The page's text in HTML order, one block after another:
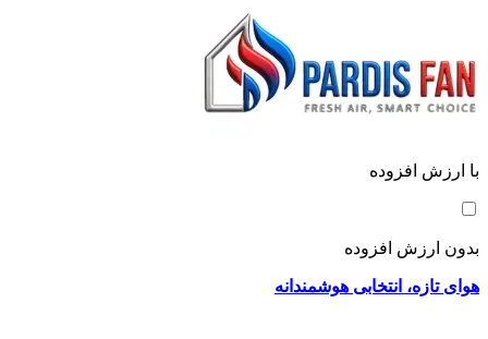
با ارزش افزوده
بدون ارزش افزوده
هوای تازه، انتخابی هوشمندانه